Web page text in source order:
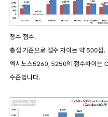
정수 점수.
총점 기준으로 점수 차이는 약 500점.
엑시노스5260, 5250의 점수차이는
수준입니다.